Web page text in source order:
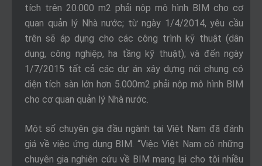
tích trên 20.000 m2 phải nộp mô hình BIM cho cơ
quan quản lý Nhà nước; từ ngày 1/4/2014, yêu cầu
trên sẽ áp dụng cho các công trình kỹ thuật (dân
dụng, công nghiệp, hạ tầng kỹ thuật); và đến ngày
1/7/2015 tất cả các dự án xây dựng nói chung có
diện tích sàn lớn hơn 5.000m2 phải nộp mô hình BIM
cho cơ quan quản lý Nhà nước.
Một số chuyên gia đầu ngành tại Việt Nam đã đánh
giá về việc ứng dụng BIM. “Việc Việt Nam có những
chuyên gia nghiên cứu về BIM mang lại cho tôi nhiều